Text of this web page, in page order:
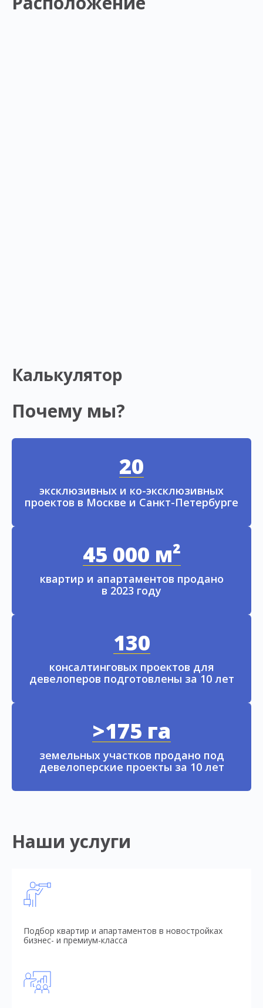
Калькулятор
Почему мы?
20
эксклюзивных и ко-эксклюзивных
проектов в Москве и Санкт-Петербурге
45 000 м²
квартир и апартаментов продано
в 2023 году
130
консалтинговых проектов для
девелоперов подготовлены за 10 лет
>175 га
земельных участков продано под
девелоперские проекты за 10 лет
Наши услуги
Подбор квартир и апартаментов в новостройках
бизнес- и премиум-класса